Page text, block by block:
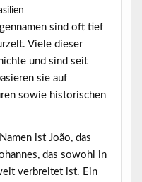
sind oft tief
Viele dieser
und sind seit
sie auf
sowie historischen
ist João, das
das sowohl in
verbreitet ist. Ein